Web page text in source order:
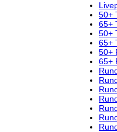
50+
65+
50+
65+
50+
65+